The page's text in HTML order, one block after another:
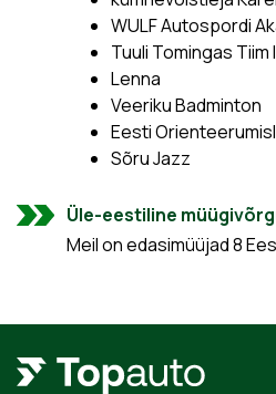
WULF Autospordi
Tuuli Tomingas
Lenna
Veeriku Badminton
Eesti
Sõru Jazz
Üle-eestiline
Meil on edasimüüjad 8